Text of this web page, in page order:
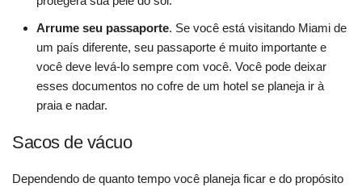
Arrume seu passaporte. Se você está visitando Miami de
um país diferente, seu passaporte é muito importante e
você deve levá-lo sempre com você. Você pode deixar
esses documentos no cofre de um hotel se planeja ir à
praia e nadar.
Sacos de vácuo
Dependendo de quanto tempo você planeja ficar e do propósito